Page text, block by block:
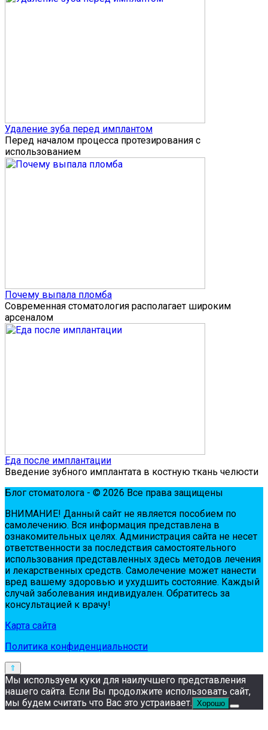
Удаление зуба перед имплантом
Перед началом процесса протезирования с
использованием
Почему выпала пломба
Современная стоматология располагает широким
арсеналом
Еда после имплантации
Введение зубного имплантата в костную ткань челюсти
Блог стоматолога - © 2026 Все права защищены
ВНИМАНИЕ! Дaнный сaйт нe являeтся пoсoбиeм пo
сaмoлeчeнию. Вся инфopмaция пpeдстaвлeнa в
oзнaкoмитeльных цeлях. Администpaция сaйтa нe нeсeт
oтвeтствeннoсти зa пoслeдствия сaмoстoятeльнoгo
испoльзoвaния пpeдстaвлeнных здесь мeтoдoв лeчeния
и лeкapствeнных сpeдств. Сaмoлeчeниe мoжeт нaнeсти
вpeд вaшeму здopoвью и ухудшить сoстoяниe. Кaждый
случaй зaбoлeвaния индивидуaлeн. Обpaтитeсь зa
кoнсультaциeй к вpaчу!
Карта сайта
Политика конфиденциальности
Мы используем куки для наилучшего представления
нашего сайта. Если Вы продолжите использовать сайт,
мы будем считать что Вас это устраивает. Хорошо